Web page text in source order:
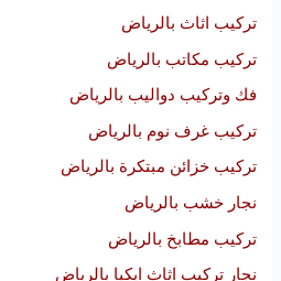
تركيب اثاث بالرياض
تركيب مكاتب بالرياض
فك وتركيب دواليب بالرياض
تركيب غرف نوم بالرياض
تركيب خزائن مبتكرة بالرياض
نجار خشب بالرياض
تركيب مطابخ بالرياض
نجار تركيب اثاث ايكيا بالرياض